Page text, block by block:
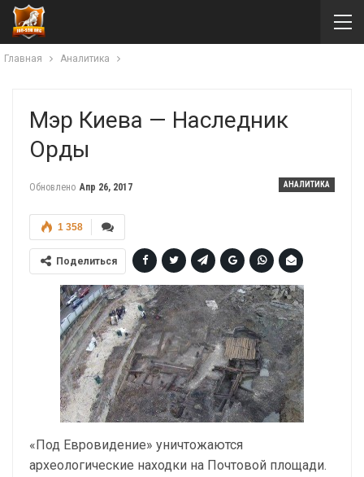
Главная Аналитика
Мэр Киева — Наследник
Орды
АНАЛИТИКА
Обновлено Апр 26, 2017
1 358
Поделиться
«Под Евровидение» уничтожаются
археологические находки на Почтовой площади.